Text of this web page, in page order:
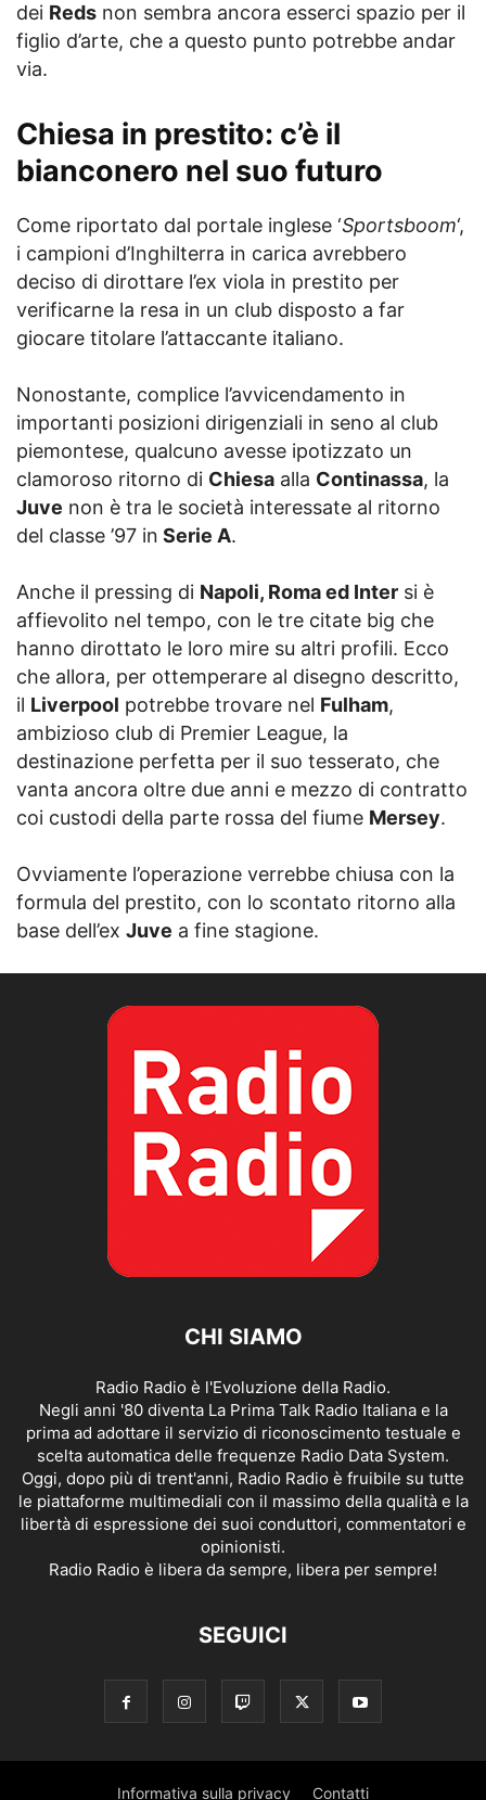
dei Reds non sembra ancora esserci spazio per il
figlio d’arte, che a questo punto potrebbe andar
via.
Chiesa in prestito: c’è il
bianconero nel suo futuro
Come riportato dal portale inglese ‘Sportsboom‘,
i campioni d’Inghilterra in carica avrebbero
deciso di dirottare l’ex viola in prestito per
verificarne la resa in un club disposto a far
giocare titolare l’attaccante italiano.
Nonostante, complice l’avvicendamento in
importanti posizioni dirigenziali in seno al club
piemontese, qualcuno avesse ipotizzato un
clamoroso ritorno di Chiesa alla Continassa, la
Juve non è tra le società interessate al ritorno
del classe ’97 in Serie A.
Anche il pressing di Napoli, Roma ed Inter si è
affievolito nel tempo, con le tre citate big che
hanno dirottato le loro mire su altri profili. Ecco
che allora, per ottemperare al disegno descritto,
il Liverpool potrebbe trovare nel Fulham,
ambizioso club di Premier League, la
destinazione perfetta per il suo tesserato, che
vanta ancora oltre due anni e mezzo di contratto
coi custodi della parte rossa del fiume Mersey.
Ovviamente l’operazione verrebbe chiusa con la
formula del prestito, con lo scontato ritorno alla
base dell’ex Juve a fine stagione.
CHI SIAMO
Radio Radio è l'Evoluzione della Radio.
Negli anni '80 diventa La Prima Talk Radio Italiana e la
prima ad adottare il servizio di riconoscimento testuale e
scelta automatica delle frequenze Radio Data System.
Oggi, dopo più di trent'anni, Radio Radio è fruibile su tutte
le piattaforme multimediali con il massimo della qualità e la
libertà di espressione dei suoi conduttori, commentatori e
opinionisti.
Radio Radio è libera da sempre, libera per sempre!
SEGUICI
Informativa sulla privacy Contatti